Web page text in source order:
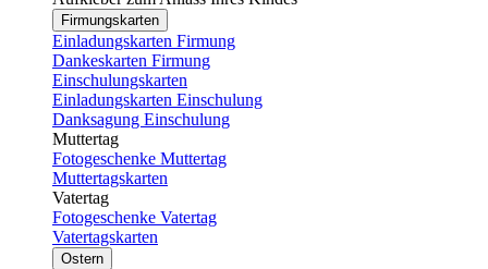
Firmungskarten
Einladungskarten Firmung
Dankeskarten Firmung
Einschulungskarten
Einladungskarten Einschulung
Danksagung Einschulung
Muttertag
Fotogeschenke Muttertag
Muttertagskarten
Vatertag
Fotogeschenke Vatertag
Vatertagskarten
Ostern